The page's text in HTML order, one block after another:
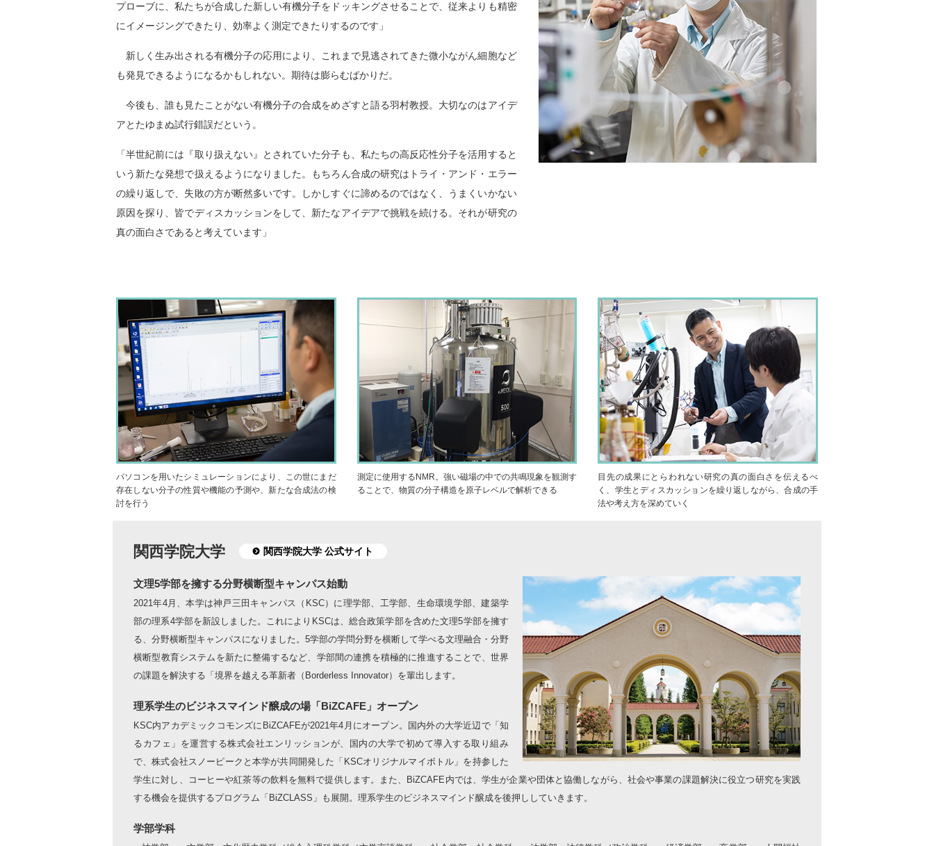
プローブに、私たちが合成した新しい有機分子をドッキングさせることで、従来よりも精密
にイメージングできたり、効率よく測定できたりするのです」
新しく生み出される有機分子の応用により、これまで見逃されてきた微小ながん細胞など
も発見できるようになるかもしれない。期待は膨らむばかりだ。
今後も、誰も見たことがない有機分子の合成をめざすと語る羽村教授。大切なのはアイデ
アとたゆまぬ試行錯誤だという。
「半世紀前には『取り扱えない』とされていた分子も、私たちの高反応性分子を活用すると
いう新たな発想で扱えるようになりました。もちろん合成の研究はトライ・アンド・エラー
の繰り返しで、失敗の方が断然多いです。しかしすぐに諦めるのではなく、うまくいかない
原因を探り、皆でディスカッションをして、新たなアイデアで挑戦を続ける。それが研究の
真の面白さであると考えています」
パソコンを用いたシミュレーションにより、この世にまだ
存在しない分子の性質や機能の予測や、新たな合成法の検
討を行う
測定に使用するNMR。強い磁場の中での共鳴現象を観測す
ることで、物質の分子構造を原子レベルで解析できる
目先の成果にとらわれない研究の真の面白さを伝えるべ
く、学生とディスカッションを繰り返しながら、合成の手
法や考え方を深めていく
関西学院大学 関西学院大学 公式サイト
文理5学部を擁する分野横断型キャンパス始動
2021年4月、本学は神戸三田キャンパス（KSC）に理学部、工学部、生命環境学部、建築学
部の理系4学部を新設しました。これによりKSCは、総合政策学部を含めた文理5学部を擁す
る、分野横断型キャンパスになりました。5学部の学問分野を横断して学べる文理融合・分野
横断型教育システムを新たに整備するなど、学部間の連携を積極的に推進することで、世界
の課題を解決する「境界を越える革新者（Borderless Innovator）を輩出します。
理系学生のビジネスマインド醸成の場「BiZCAFE」オープン
KSC内アカデミックコモンズにBiZCAFEが2021年4月にオープン。国内外の大学近辺で「知
るカフェ」を運営する株式会社エンリッションが、国内の大学で初めて導入する取り組み
で、株式会社スノーピークと本学が共同開発した「KSCオリジナルマイボトル」を持参した
学生に対し、コーヒーや紅茶等の飲料を無料で提供します。また、BiZCAFE内では、学生が企業や団体と協働しながら、社会や事業の課題解決に役立つ研究を実践
する機会を提供するプログラム「BiZCLASS」も展開。理系学生のビジネスマインド醸成を後押ししていきます。
学部学科